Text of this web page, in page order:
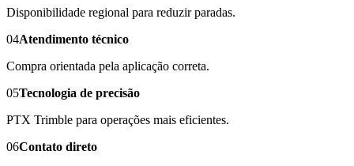
Disponibilidade regional para reduzir paradas.
04Atendimento técnico
Compra orientada pela aplicação correta.
05Tecnologia de precisão
PTX Trimble para operações mais eficientes.
06Contato direto